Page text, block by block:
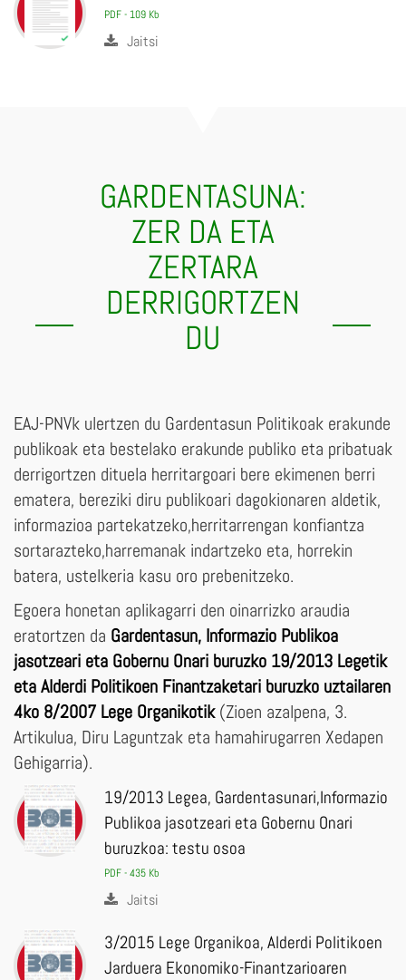
PDF - 109 Kb
Jaitsi
GARDENTASUNA:
ZER DA ETA
ZERTARA
DERRIGORTZEN
DU
EAJ-PNVk ulertzen du Gardentasun Politikoak erakunde
publikoak eta bestelako erakunde publiko eta pribatuak
derrigortzen dituela herritargoari bere ekimenen berri
ematera, bereziki diru publikoari dagokionaren aldetik,
informazioa partekatzeko,herritarrengan konfiantza
sortarazteko,harremanak indartzeko eta, horrekin
batera, ustelkeria kasu oro prebenitzeko.
Egoera honetan aplikagarri den oinarrizko araudia
eratortzen da Gardentasun, Informazio Publikoa
jasotzeari eta Gobernu Onari buruzko 19/2013 Legetik
eta Alderdi Politikoen Finantzaketari buruzko uztailaren
4ko 8/2007 Lege Organikotik(Zioen azalpena, 3.
Artikulua, Diru Laguntzak eta hamahirugarren Xedapen
Gehigarria).
19/2013 Legea, Gardentasunari,Informazio
Publikoa jasotzeari eta Gobernu Onari
buruzkoa: testu osoa
PDF - 435 Kb
Jaitsi
3/2015 Lege Organikoa, Alderdi Politikoen
Jarduera Ekonomiko-Finantzarioaren